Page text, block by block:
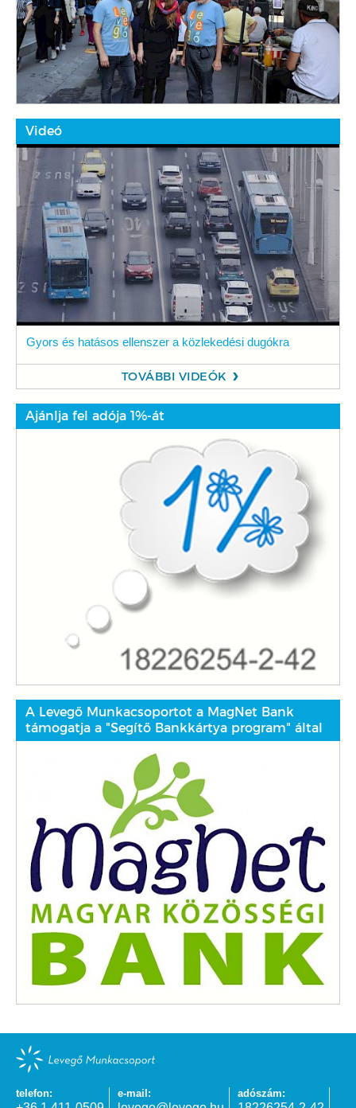
Videó
Gyors és hatásos ellenszer a közlekedési dugókra
TOVÁBBI VIDEÓK
Ajánlja fel adója 1%-át
A Levegő Munkacsoportot a MagNet Bank
támogatja a "Segítő Bankkártya program" által
telefon: e-mail: adószám: